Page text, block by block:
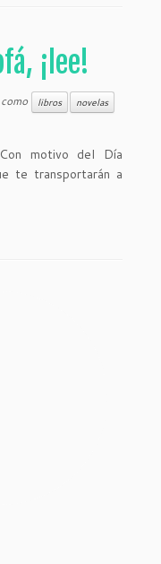
¡lee!
libros
novelas
motivo del Día
te transportarán a